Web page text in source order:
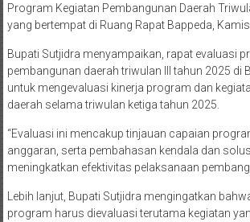
Program Kegiatan Pembangunan Daerah
yang bertempat di Ruang Rapat Bappeda,
Bupati Sutjidra menyampaikan, rapat evaluasi
pembangunan daerah triwulan III tahun 2025 di
untuk mengevaluasi kinerja program dan
daerah selama triwulan ketiga tahun 2025.
“Evaluasi ini mencakup tinjauan capaian
anggaran, serta pembahasan kendala dan
meningkatkan efektivitas pelaksanaan
Lebih lanjut, Bupati Sutjidra mengingatkan
program harus dievaluasi terutama kegiatan